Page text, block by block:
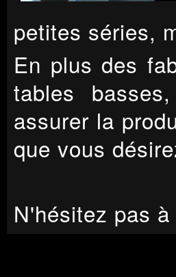
petites séries,
En plus des
tables
assurer la
que vous
N'hésitez pas